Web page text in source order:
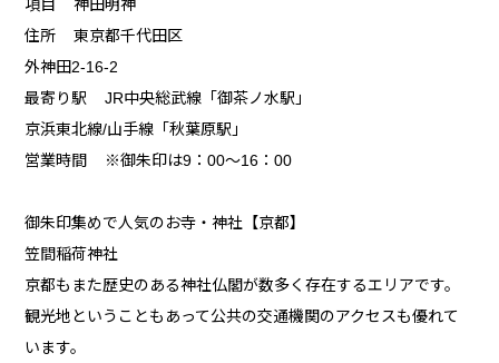
項目 神田明神
住所 東京都千代田区
外神田2-16-2
最寄り駅 JR中央総武線「御茶ノ水駅」
京浜東北線/山手線「秋葉原駅」
営業時間 ※御朱印は9：00～16：00
御朱印集めで人気のお寺・神社【京都】
笠間稲荷神社
京都もまた歴史のある神社仏閣が数多く存在するエリアです。
観光地ということもあって公共の交通機関のアクセスも優れて
います。